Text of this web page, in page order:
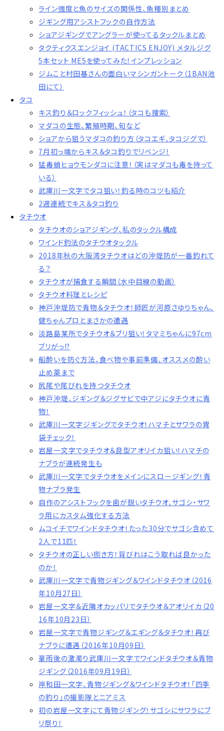
ライン強度と魚のサイズの関係性、魚種別まとめ
ジギング用アシストフックの自作方法
ショアジギングでアングラーが使ってるタックルまとめ
タクティクスエンジョイ (TACTICS ENJOY) メタルジグ
5本セット ME5を使ってみた！インプレッション
ジムこと村田基さんの面白いマシンガントーク（1BAN池
田にて）
タコ
キス釣り＆ロックフィッシュ！（タコも捜索）
マダコの生態、繁殖時期、旬など
ショアから狙うマダコの釣り方（タコエギ、タコジグで）
7月初っ端からキス＆タコ釣りでリベンジ！
猛毒蛸ヒョウモンダコに注意！（実はマダコも毒を持って
いる）
武庫川一文字でタコ狙い！釣る時のコツも紹介
2週連続でキス＆タコ釣り
タチウオ
タチウオのショアジギング、私のタックル構成
ワインド釣法のタチウオタックル
2018年秋の大阪湾タチウオはどの沖堤防が一番釣れて
る？
タチウオが捕食する瞬間（水中目線の動画）
タチウオ料理とレシピ
神戸沖堤防で青物＆タチウオ！師匠が河原さゆりちゃん、
健ちゃんプロとまさかの遭遇
淡路島某所でタチウオ＆ブリ狙い！タマミちゃんに97cm
ブリがっ!?
船酔いを防ぐ方法、食べ物や事前準備、オススメの酔い
止め薬まで
尻尾や尾びれを持つタチウオ
神戸沖堤、ジギング＆ジグサビで中アジにタチウオに青
物！
武庫川一文字ジギングでタチウオ！ハマチとサワラの胃
袋チェック！
岩屋一文字でタチウオ＆良型アオリイカ狙い！ハマチの
ナブラが連続発生も
武庫川一文字でタチウオをメインにスロージギング！青
物ナブラ発生
自作のアシストフックを歯が鋭いタチウオ、サゴシ・サワ
ラ用にカスタム強化する方法
ムコイチでワインドタチウオ！たった30分でサゴシ含めて
2人で11匹！
タチウオの正しい捌き方！背びれはこう取れば良かった
のか！
武庫川一文字で青物ジギング＆ワインドタチウオ（2016
年10月27日）
岩屋一文字＆近隣オカッパリでタチウオ＆アオリイカ（20
16年10月23日）
岩屋一文字で青物ジギング＆エギング＆タチウオ！再び
ナブラに遭遇（2016年10月09日）
豪雨後の激濁り武庫川一文字でワインドタチウオ＆青物
ジギング（2016年09月19日）
岸和田一文字、青物ジギング＆ワインドタチウオ！「四季
の釣り」の撮影隊とニアミス
初の岩屋一文字にて青物ジギング！サゴシにサワラにブ
リ祭り！